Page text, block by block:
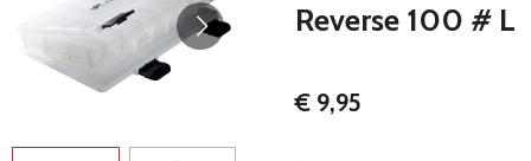
Reverse 100 # L
€ 9,95